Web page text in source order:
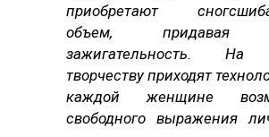
приобретают
объем, придавая
зажигательность. На
творчеству приходят
каждой женщине
свободного выражения